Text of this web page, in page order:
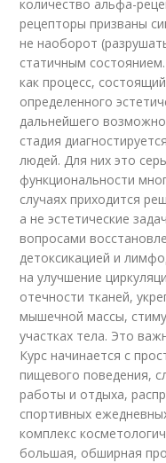
количество альфа-
рецепторы призваны
не наоборот
статичным
как процесс,
определенного
дальнейшего
стадия
людей. Для них это
функциональности
случаях приходится
а не эстетические
вопросами
детоксикацией и
на улучшение
отечности тканей,
мышечной массы,
участках тела. Это
Курс начинается с
пищевого поведения,
работы и отдыха,
спортивных
комплекс
большая, обширная